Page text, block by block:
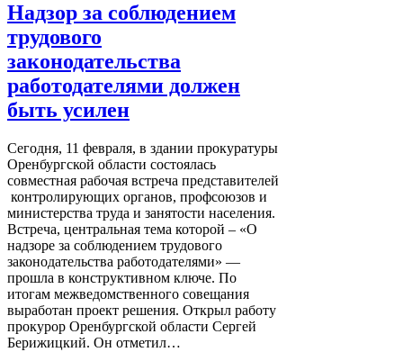
Надзор за соблюдением
трудового
законодательства
работодателями должен
быть усилен
Сегодня, 11 февраля, в здании прокуратуры
Оренбургской области состоялась
совместная рабочая встреча представителей
контролирующих органов, профсоюзов и
министерства труда и занятости населения.
Встреча, центральная тема которой – «О
надзоре за соблюдением трудового
законодательства работодателями» —
прошла в конструктивном ключе. По
итогам межведомственного совещания
выработан проект решения. Открыл работу
прокурор Оренбургской области Сергей
Берижицкий. Он отметил…